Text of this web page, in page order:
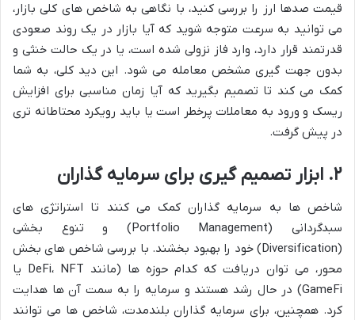
قیمت صدها ارز را بررسی کنید، با نگاهی به شاخص های کلی بازار،
می توانید به سرعت متوجه شوید که آیا بازار در یک روند صعودی
قدرتمند قرار دارد، وارد فاز نزولی شده است، یا در یک حالت خنثی و
بدون جهت گیری مشخص معامله می شود. این دید کلی، به شما
کمک می کند تا تصمیم بگیرید که آیا زمان مناسبی برای افزایش
ریسک و ورود به معاملات پرخطر است یا باید رویکرد محتاطانه تری
در پیش گرفت.
۲. ابزار تصمیم گیری برای سرمایه گذاران
شاخص ها به سرمایه گذاران کمک می کنند تا استراتژی های
سبدگردانی (Portfolio Management) و تنوع بخشی
(Diversification) خود را بهبود بخشند. با بررسی شاخص های بخش
محور، می توان دریافت که کدام حوزه ها (مانند DeFi، NFT یا
GameFi) در حال رشد هستند و سرمایه را به سمت آن ها هدایت
کرد. همچنین، برای سرمایه گذاران بلندمدت، شاخص ها می توانند